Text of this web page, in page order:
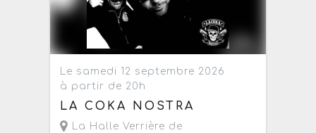
Le samedi 12 septembre 2026
à partir de 20h
LA COKA NOSTRA
La Halle Verrière de